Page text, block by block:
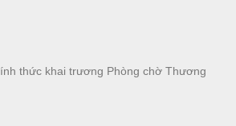
thức khai trương Phòng chờ Thương